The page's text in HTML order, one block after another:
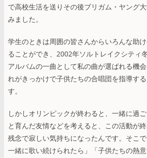
で高校生活を送りその後ブリガム・ヤング
みました。
学生のときは周囲の皆さんからいろんな助
ることができ、2002年ソルトレイクシティ
アルバムの一曲として私の曲が選ばれる機
れがきっかけで子供たちの合唱団を指導す
す。
しかしオリンピックが終わると、一緒に過
と育んだ友情などを考えると、この活動が
残念で寂しい気持ちになったんです。そこ
一緒に歌い続けられたら」「子供たちの熱